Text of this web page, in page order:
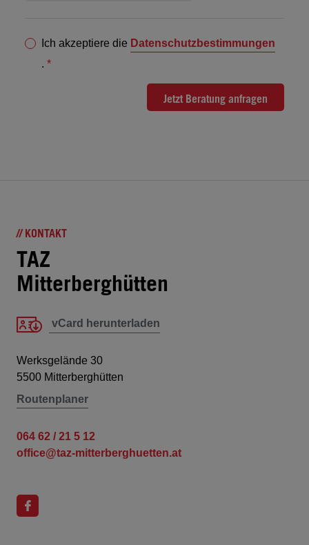
Ich akzeptiere die Datenschutzbestimmungen
. *
Jetzt Beratung anfragen
// KONTAKT
TAZ
Mitterberghütten
vCard herunterladen
Werksgelände 30
5500 Mitterberghütten
Routenplaner
064 62 / 21 5 12
office@taz-mitterberghuetten.at